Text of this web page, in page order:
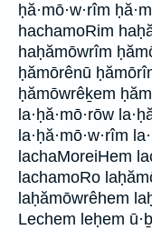
ḥă·mō·w·rîm
hachamoRim
haḥămōwrîm
ḥămōrênū
ḥămōwrêḵem
la·ḥă·mō·rōw
la·ḥă·mō·w·rîm
lachaMoreiHem
lachamoRo
laḥămōwrêhem
Lechem leḥem